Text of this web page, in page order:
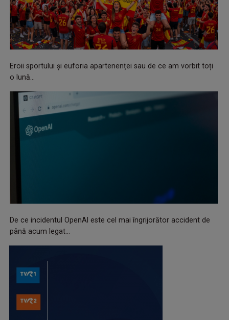
Eroii sportului și euforia apartenenței sau de ce am vorbit toți
o lună...
De ce incidentul OpenAI este cel mai îngrijorător accident de
până acum legat...